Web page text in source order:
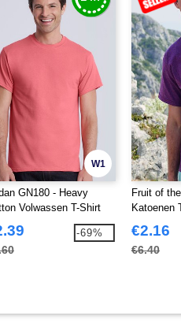
W1
GN180 - Heavy
Volwassen T-Shirt
-69%
Fruit of
Katoenen
€2.16
€6.40